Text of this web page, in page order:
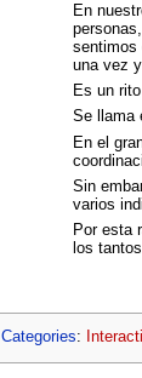
En
sentimos
una vez
Es un
Se llama
En el
Sin
varios
Por esta
los
Categories: